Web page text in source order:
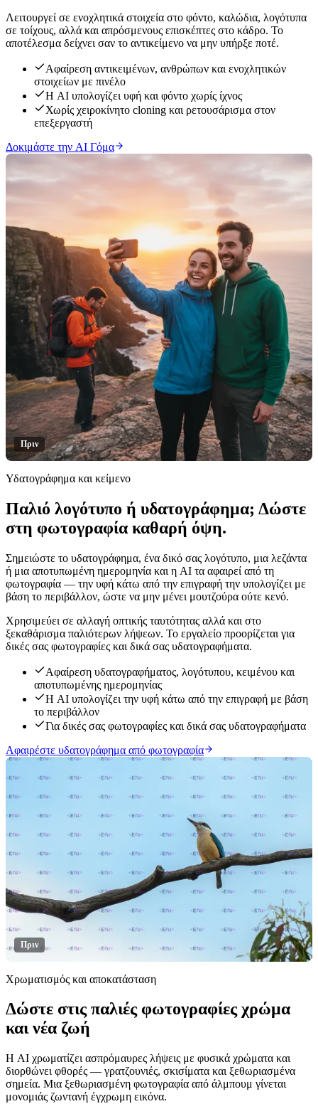
Λειτουργεί σε ενοχλητικά στοιχεία στο φόντο, καλώδια, λογότυπα
σε τοίχους, αλλά και απρόσμενους επισκέπτες στο κάδρο. Το
αποτέλεσμα δείχνει σαν το αντικείμενο να μην υπήρξε ποτέ.
Αφαίρεση αντικειμένων, ανθρώπων και ενοχλητικών
στοιχείων με πινέλο
Η AI υπολογίζει υφή και φόντο χωρίς ίχνος
Χωρίς χειροκίνητο cloning και ρετουσάρισμα στον
επεξεργαστή
Δοκιμάστε την AI Γόμα
Κάντε κλικ για αποκάλυψη
Πριν
Υδατογράφημα και κείμενο
Παλιό λογότυπο ή υδατογράφημα; Δώστε
στη φωτογραφία καθαρή όψη.
Σημειώστε το υδατογράφημα, ένα δικό σας λογότυπο, μια λεζάντα
ή μια αποτυπωμένη ημερομηνία και η AI τα αφαιρεί από τη
φωτογραφία — την υφή κάτω από την επιγραφή την υπολογίζει με
βάση το περιβάλλον, ώστε να μην μένει μουτζούρα ούτε κενό.
Χρησιμεύει σε αλλαγή οπτικής ταυτότητας αλλά και στο
ξεκαθάρισμα παλιότερων λήψεων. Το εργαλείο προορίζεται για
δικές σας φωτογραφίες και δικά σας υδατογραφήματα.
Αφαίρεση υδατογραφήματος, λογότυπου, κειμένου και
αποτυπωμένης ημερομηνίας
Η AI υπολογίζει την υφή κάτω από την επιγραφή με βάση
το περιβάλλον
Για δικές σας φωτογραφίες και δικά σας υδατογραφήματα
Αφαιρέστε υδατογράφημα από φωτογραφία
Κάντε κλικ για αποκάλυψη
Πριν
Χρωματισμός και αποκατάσταση
Δώστε στις παλιές φωτογραφίες χρώμα
και νέα ζωή
Η AI χρωματίζει ασπρόμαυρες λήψεις με φυσικά χρώματα και
διορθώνει φθορές — γρατζουνιές, σκισίματα και ξεθωριασμένα
σημεία. Μια ξεθωριασμένη φωτογραφία από άλμπουμ γίνεται
μονομιάς ζωντανή έγχρωμη εικόνα.